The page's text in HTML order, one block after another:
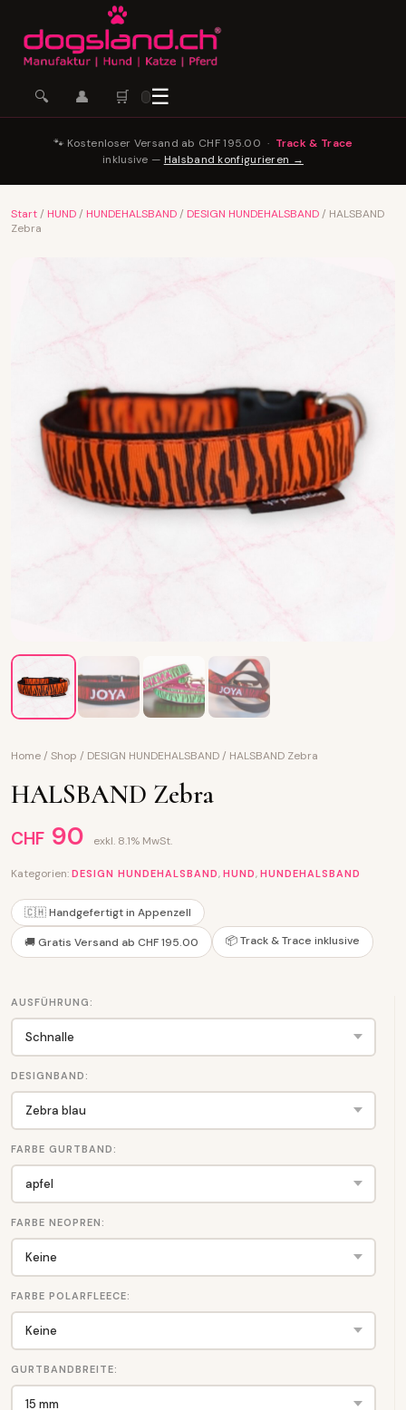
🔍 👤 🛒 ☰
🐾 Kostenloser Versand ab CHF 195.00 · Track & Trace
inklusive — Halsband konfigurieren →
Start / HUND / HUNDEHALSBAND / DESIGN HUNDEHALSBAND / HALSBAND
Zebra
Home / Shop / DESIGN HUNDEHALSBAND / HALSBAND Zebra
HALSBAND Zebra
CHF 90 exkl. 8.1% MwSt.
Kategorien: DESIGN HUNDEHALSBAND, HUND, HUNDEHALSBAND
🇨🇭 Handgefertigt in Appenzell
🚚 Gratis Versand ab CHF 195.00 📦 Track & Trace inklusive
AUSFÜHRUNG:
DESIGNBAND:
FARBE GURTBAND:
FARBE NEOPREN:
FARBE POLARFLEECE:
GURTBANDBREITE: